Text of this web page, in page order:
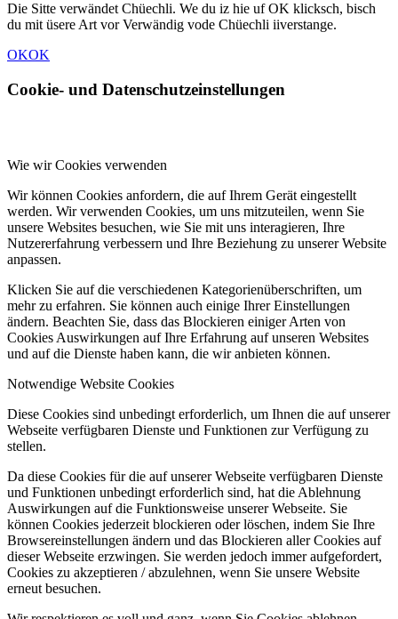
Die Sitte verwändet Chüechli. We du iz hie uf OK klicksch, bisch
du mit üsere Art vor Verwändig vode Chüechli iiverstange.
OKOK
Cookie- und Datenschutzeinstellungen
Wie wir Cookies verwenden
Wir können Cookies anfordern, die auf Ihrem Gerät eingestellt
werden. Wir verwenden Cookies, um uns mitzuteilen, wenn Sie
unsere Websites besuchen, wie Sie mit uns interagieren, Ihre
Nutzererfahrung verbessern und Ihre Beziehung zu unserer Website
anpassen.
Klicken Sie auf die verschiedenen Kategorienüberschriften, um
mehr zu erfahren. Sie können auch einige Ihrer Einstellungen
ändern. Beachten Sie, dass das Blockieren einiger Arten von
Cookies Auswirkungen auf Ihre Erfahrung auf unseren Websites
und auf die Dienste haben kann, die wir anbieten können.
Notwendige Website Cookies
Diese Cookies sind unbedingt erforderlich, um Ihnen die auf unserer
Webseite verfügbaren Dienste und Funktionen zur Verfügung zu
stellen.
Da diese Cookies für die auf unserer Webseite verfügbaren Dienste
und Funktionen unbedingt erforderlich sind, hat die Ablehnung
Auswirkungen auf die Funktionsweise unserer Webseite. Sie
können Cookies jederzeit blockieren oder löschen, indem Sie Ihre
Browsereinstellungen ändern und das Blockieren aller Cookies auf
dieser Webseite erzwingen. Sie werden jedoch immer aufgefordert,
Cookies zu akzeptieren / abzulehnen, wenn Sie unsere Website
erneut besuchen.